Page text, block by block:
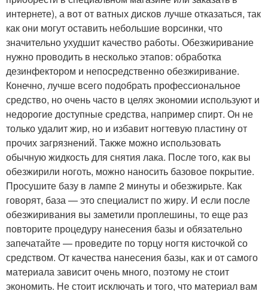
интернете), а вот от ватных дисков лучше отказаться, так
как они могут оставить небольшие ворсинки, что
значительно ухудшит качество работы. Обезжиривание
нужно проводить в несколько этапов: обработка
дезинфектором и непосредственно обезжиривание.
Конечно, лучше всего подобрать профессиональное
средство, но очень часто в целях экономии используют и
недорогие доступные средства, например спирт. Он не
только удалит жир, но и избавит ногтевую пластину от
прочих загрязнений. Также можно использовать
обычную жидкость для снятия лака. После того, как вы
обезжирили ноготь, можно наносить базовое покрытие.
Просушите базу в лампе 2 минуты и обезжирьте. Как
говорят, база — это специалист по жиру. И если после
обезжиривания вы заметили проплешины, то еще раз
повторите процедуру нанесения базы и обязательно
запечатайте — проведите по торцу ногтя кисточкой со
средством. От качества нанесения базы, как и от самого
материала зависит очень много, поэтому не стоит
экономить. Не стоит исключать и того, что материал вам